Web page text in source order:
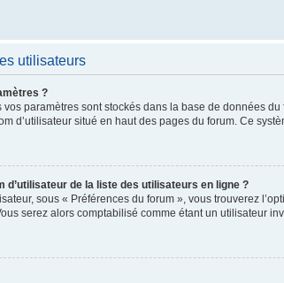
utilisateurs
?
paramètres sont stockés dans la base de données
d’utilisateur situé en haut des pages du forum. Ce
d’utilisateur de la liste des utilisateurs en ligne ?
sous « Préférences du forum », vous trouverez
serez alors comptabilisé comme étant un utilisateur